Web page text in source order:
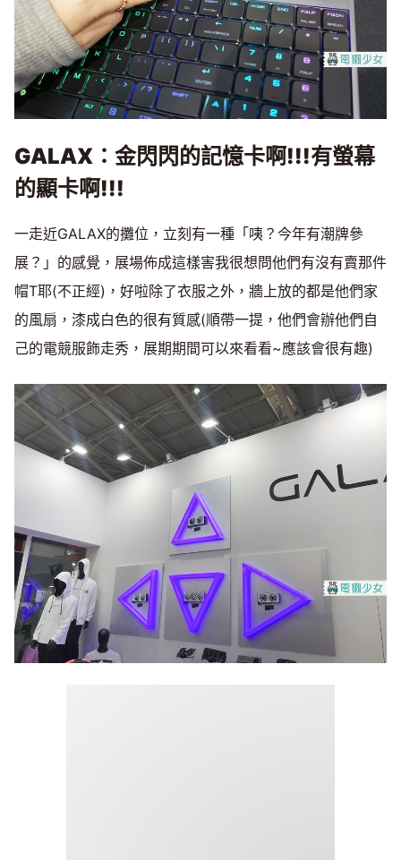
GALAX ：金閃閃的記憶卡啊!!!有螢幕
的顯卡啊!!!
一走近GALAX的攤位，立刻有一種「咦？今年有潮牌參
展？」的感覺，展場佈成這樣害我很想問他們有沒有賣那件
帽T耶(不正經)，好啦除了衣服之外，牆上放的都是他們家
的風扇，漆成白色的很有質感(順帶一提，他們會辦他們自
己的電競服飾走秀，展期期間可以來看看~應該會很有趣)